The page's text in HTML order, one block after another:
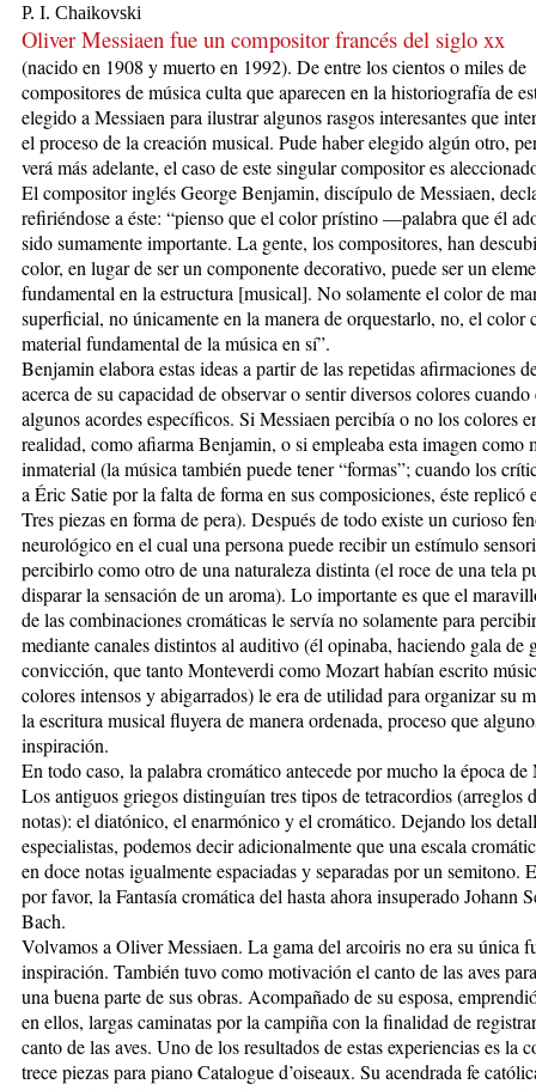
P. I. Chaikovski
Oliver Messiaen fue un compositor francés del siglo xx
(nacidoen 1908 y muerto en 1992). De entre los cientos o miles de
compositores de música culta que aparecen en la historiografía de
elegido a Messiaen para ilustrar algunos rasgos interesantes que
el proceso de la creación musical. Pude haber elegido algún otro,
verá más adelante, el caso de este singular compositor es
El compositor inglés George Benjamin, discípulo de Messiaen,
refiriéndose a éste: “pienso que el color prístino —palabra que él
sido sumamente importante. La gente, los compositores, han
color, en lugar de ser un componente decorativo, puede ser un
fundamental en la estructura [musical]. No solamente el color de
superficial, no únicamente en la manera de orquestarlo, no, el color
material fundamental de la música en sí”.
Benjamin elabora estas ideas a partir de las repetidas afirmaciones
acerca de su capacidad de observar o sentir diversos colores cuando
algunos acordes específicos. Si Messiaen percibía o no los colores
realidad, como afiarma Benjamin, o si empleaba esta imagen como
inmaterial (la música también puede tener “formas”; cuando los
a Éric Satie por la falta de forma en sus composiciones, éste replicó
Tres piezas en forma de pera). Después de todo existe un curioso
neurológico en el cual una persona puede recibir un estímulo
percibirlo como otro de una naturaleza distinta (el roce de una tela
disparar la sensación de un aroma). Lo importante es que el
de las combinaciones cromáticas le servía no solamente para
mediante canales distintos al auditivo (él opinaba, haciendo gala de
convicción, que tanto Monteverdi como Mozart habían escrito
colores intensos y abigarrados) le era de utilidad para organizar su
la escritura musical fluyera de manera ordenada, proceso que
inspiración.
En todo caso, la palabra cromático antecede por mucho la época de
Los antiguos griegos distinguían tres tipos de tetracordios (arreglos
notas): el diatónico, el enarmónico y el cromático. Dejando los
especialistas, podemos decir adicionalmente que una escala
en doce notas igualmente espaciadas y separadas por un semitono.
por favor, la Fantasía cromática del hasta ahora insuperado Johann
Bach.
Volvamos a Oliver Messiaen. La gama del arcoiris no era su única
inspiración. También tuvo como motivación el canto de las aves
una buena parte de sus obras. Acompañado de su esposa,
en ellos, largas caminatas por la campiña con la finalidad de
canto de las aves. Uno de los resultados de estas experiencias es la
trece piezas para piano Catalogue d’oiseaux. Su acendrada fe